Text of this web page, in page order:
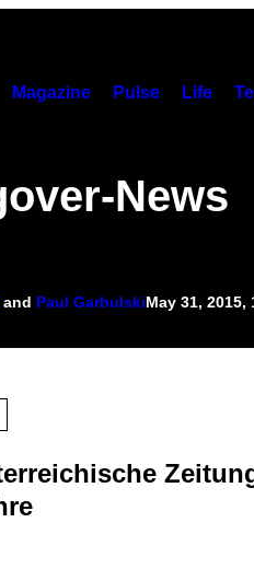
Magazine Pulse Life
News
and Paul GarbulskiMay 31, 2015,